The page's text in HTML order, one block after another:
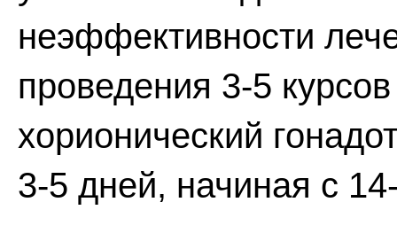
неэффективности
проведения 3-5
хорионический
3-5 дней, начиная с